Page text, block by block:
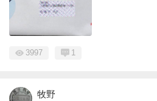
3997 1
牧野